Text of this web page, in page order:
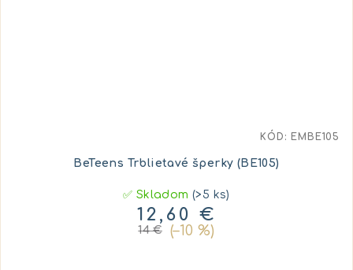
BeTeens Trblietavé šperky (BE105)
✅ Skladom(>5 ks)
12,60 €
14 € (–10 %)
KÓD: EMBE105